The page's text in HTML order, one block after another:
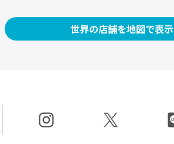
世界の店舗を地図で表示